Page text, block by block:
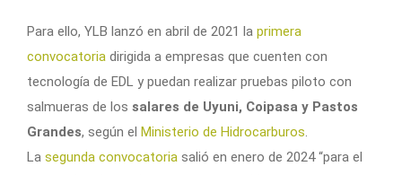
Para ello, YLB lanzó en abril de 2021 la primera
convocatoria dirigida a empresas que cuenten con
tecnología de EDL y puedan realizar pruebas piloto con
salmueras de los salares de Uyuni, Coipasa y Pastos
Grandes, según el Ministerio de Hidrocarburos.
La segunda convocatoria salió en enero de 2024 “para el